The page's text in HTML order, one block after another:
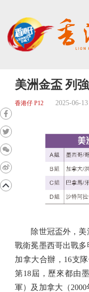
美洲金盃 列
香港仔 P12 2025-06-13
除世冠盃外，美
戰衛冕墨西哥出戰
加拿大合辦，16支
第18屆，歷來都由
軍）及加拿大（